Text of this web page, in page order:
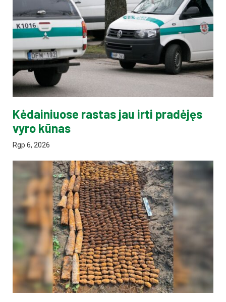
Kėdainiuose rastas jau irti pradėjęs
vyro kūnas
Rgp 6, 2026